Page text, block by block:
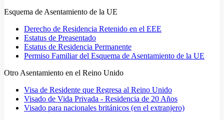
Esquema de Asentamiento de la UE
Derecho de Residencia Retenido en el EEE
Estatus de Preasentado
Estatus de Residencia Permanente
Permiso Familiar del Esquema de Asentamiento de la UE
Otro Asentamiento en el Reino Unido
Visa de Residente que Regresa al Reino Unido
Visado de Vida Privada - Residencia de 20 Años
Visado para nacionales británicos (en el extranjero)